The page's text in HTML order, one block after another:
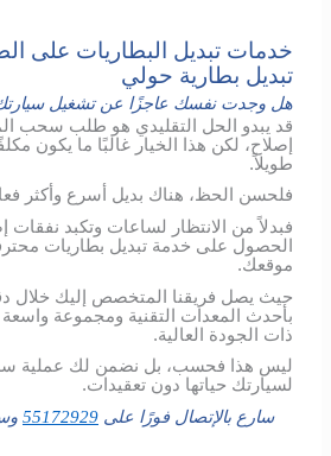
خدمات تبديل البطاريات على
تبديل بطارية حولي
هل وجدت نفسك عاجزًا عن تشغيل
قد يبدو الحل التقليدي هو طلب سحب
إصلاح، لكن هذا الخيار غالبًا ما يكون
طويلاً.
فلحسن الحظ، هناك بديل أسرع وأكثر
فبدلاً من الانتظار لساعات وتكبد نفقات
الحصول على خدمة تبديل بطاريات
موقعك.
حيث يصل فريقنا المتخصص إليك خلال
بأحدث المعدات التقنية ومجموعة واسعة
ذات الجودة العالية.
ليس هذا فحسب، بل نضمن لك عملية
لسيارتك حياتها دون تعقيدات.
سارع بالإتصال فورًا على 55172929